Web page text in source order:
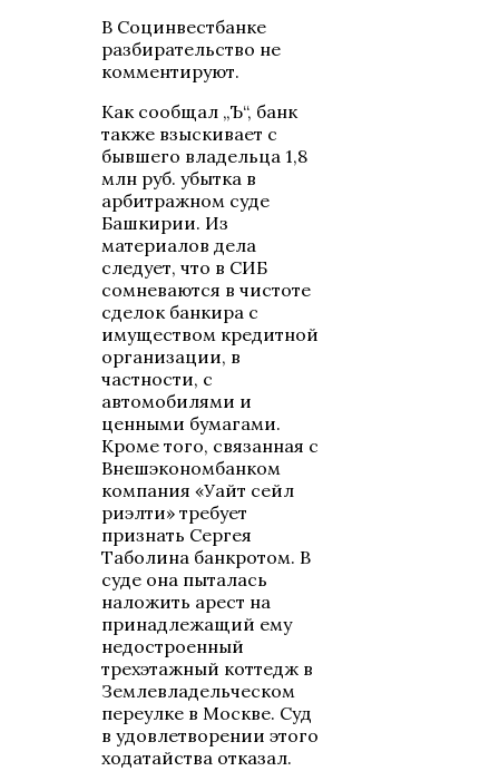
В Социнвестбанке
разбирательство не
комментируют.
Как сообщал „Ъ“, банк
также взыскивает с
бывшего владельца 1,8
млн руб. убытка в
арбитражном суде
Башкирии. Из
материалов дела
следует, что в СИБ
сомневаются в чистоте
сделок банкира с
имуществом кредитной
организации, в
частности, с
автомобилями и
ценными бумагами.
Кроме того, связанная с
Внешэкономбанком
компания «Уайт сейл
риэлти» требует
признать Сергея
Таболина банкротом. В
суде она пыталась
наложить арест на
принадлежащий ему
недостроенный
трехэтажный коттедж в
Землевладельческом
переулке в Москве. Суд
в удовлетворении этого
ходатайства отказал.